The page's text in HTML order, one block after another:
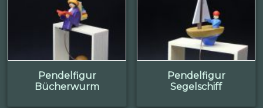
Pendelfigur
Bücherwurm
Pendelfigur
Segelschiff